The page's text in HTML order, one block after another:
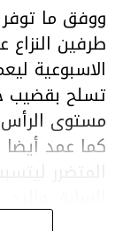
ووفق ما
طرفين
الاسبوعية
تسلح بقضيب
مستوى
كما عمد
المتضرر
هذا وقد